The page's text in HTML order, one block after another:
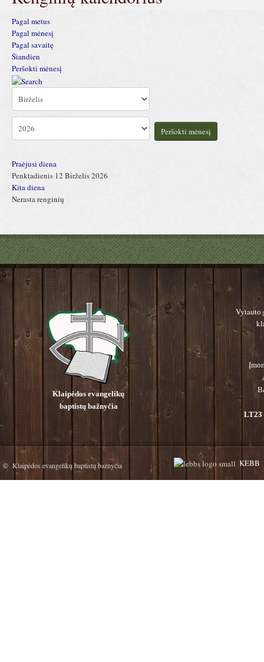
Pagal metus
Pagal mėnesį
Pagal savaitę
Šiandien
Peršokti mėnesį
Peršokti mėnesį
Praėjusi diena
Penktadienis 12 Birželis 2026
Kita diena
Nerasta renginių
Klaipėdos evangelikų
baptistų bažnyčia
Vytauto
LT23
© Klaipėdos evangelikų baptistų bažnyčia KEBB